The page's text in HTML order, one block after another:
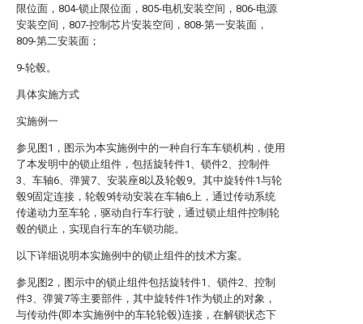
限位面，804-锁止限位面，805-电机安装空间，806-电源
安装空间，807-控制芯片安装空间，808-第一安装面，
809-第二安装面；
9-轮毂。
具体实施方式
实施例一
参见图1，图示为本实施例中的一种自行车车锁机构，使用
了本发明中的锁止组件，包括旋转件1、锁件2、控制件
3、车轴6、弹簧7、安装座8以及轮毂9。其中旋转件1与轮
毂9固定连接，轮毂9转动安装在车轴6上，通过传动系统
传递动力至车轮，驱动自行车行驶，通过锁止组件控制轮
毂的锁止，实现自行车的车锁功能。
以下详细说明本实施例中的锁止组件的技术方案。
参见图2，图示中的锁止组件包括旋转件1、锁件2、控制
件3、弹簧7等主要部件，其中旋转件1作为锁止的对象，
与传动件(即本实施例中的车轮轮毂)连接，在解锁状态下